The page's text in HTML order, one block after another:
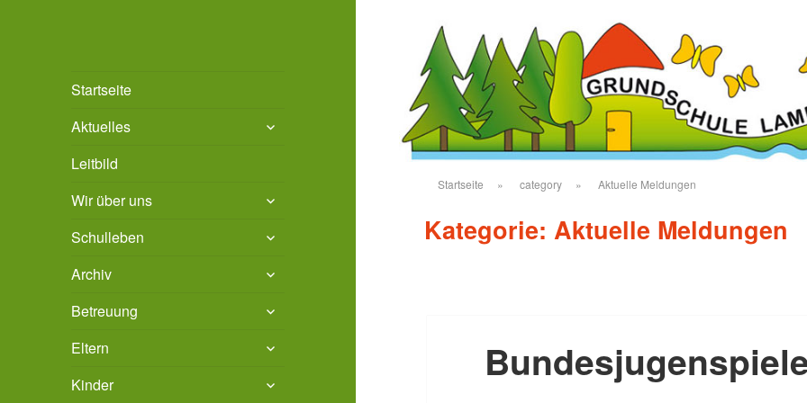
Grundschule Bad
Salzdetfurth
Stadt Bad Salzdetfurth
Startseite
Aktuelles
untermenü
Leitbild
Wir über uns
untermenü
Schulleben
untermenü
Archiv
untermenü
Betreuung
untermenü
Eltern
untermenü
Kinder
untermenü
Startseite » category » Aktuelle Meldungen
Kategorie:Aktuelle Meldungen